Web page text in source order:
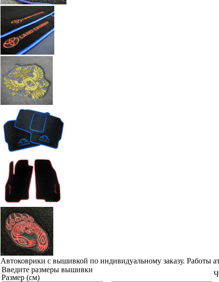
Автоковрики с вышивкой по индивидуальному заказу. Работы
Введите размеры вышивки
Размер (см)